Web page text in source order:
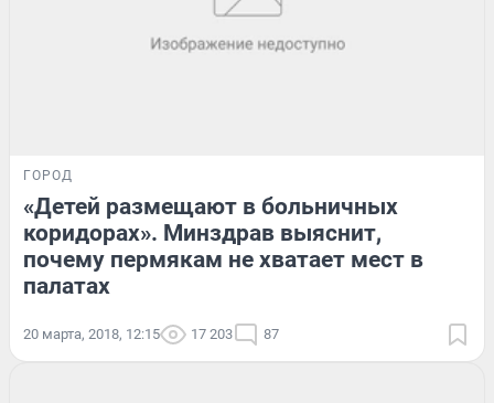
ГОРОД
«Детей размещают в больничных
коридорах». Минздрав выяснит,
почему пермякам не хватает мест в
палатах
20 марта, 2018, 12:15 17 203 87